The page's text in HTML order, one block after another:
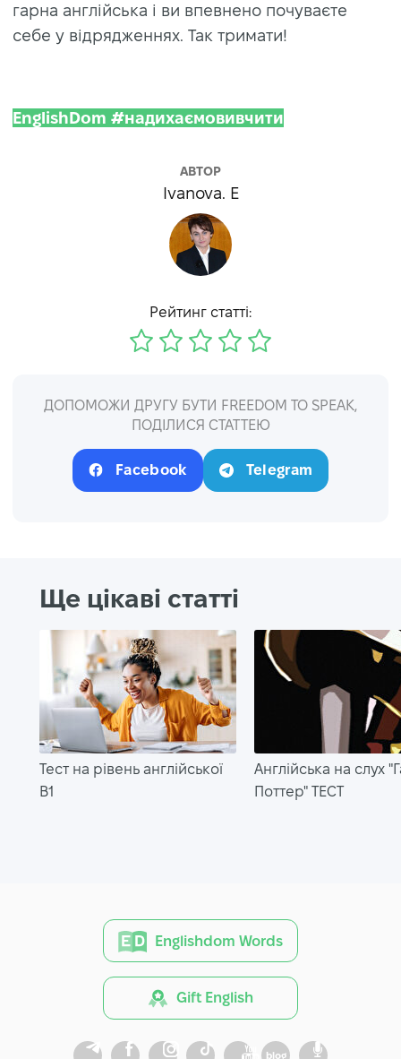
гарна англійська і ви впевнено почуваєте
себе у відрядженнях. Так тримати!
EnglishDom #надихаємовивчити
АВТОР
Ivanova. E
Рейтинг статті:
ДОПОМОЖИ ДРУГУ БУТИ FREEDOM TO SPEAK,
ПОДІЛИСЯ СТАТТЕЮ
Facebook Telegram
Ще цікаві статті
Тест на рівень англійської
B1
Англійська на слух
Поттер" ТЕСТ
Englishdom Words
Gift English
blog